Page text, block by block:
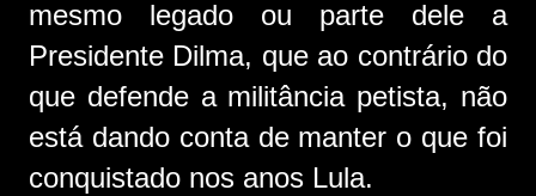
mesmo legado ou parte dele a
Presidente Dilma, que ao contrário do
que defende a militância petista, não
está dando conta de manter o que foi
conquistado nos anos Lula.